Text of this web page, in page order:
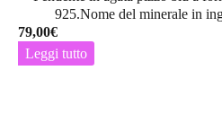
925.Nome del minerale in
79,00€
Leggi tutto